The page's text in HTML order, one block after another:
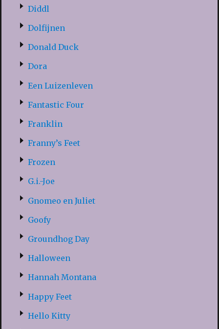
Diddl
Dolfijnen
Donald Duck
Dora
Een Luizenleven
Fantastic Four
Franklin
Franny’s Feet
Frozen
G.i.-Joe
Gnomeo en Juliet
Goofy
Groundhog Day
Halloween
Hannah Montana
Happy Feet
Hello Kitty